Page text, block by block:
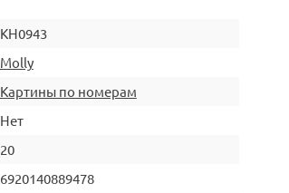
KH0943
Molly
Картины по номерам
Нет
20
6920140889478